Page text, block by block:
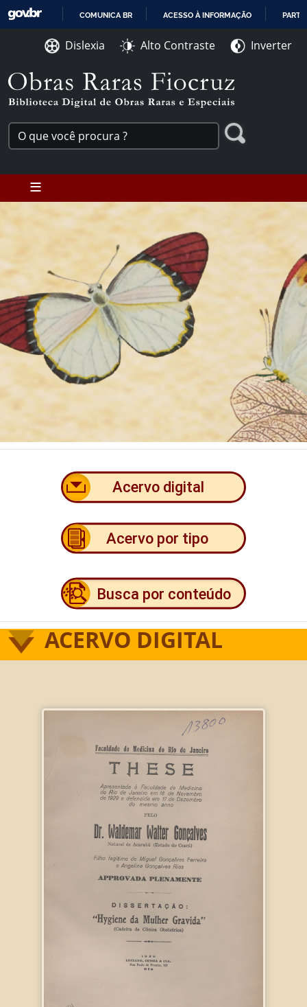
Ir para o conteúdo [1]
Ir para o menu [2]
Ir para a Busca [3]
CONTEÚDO
COMUNICA BR ACESSO À INFORMAÇÃO
Dislexia Alto Contraste Inverter
ACERVO DIGITAL